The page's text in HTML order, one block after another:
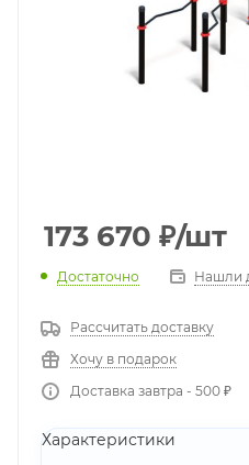
173 670 ₽/шт
Достаточно Нашли
Рассчитать доставку
Хочу в подарок
Доставка завтра - 500 ₽
Характеристики